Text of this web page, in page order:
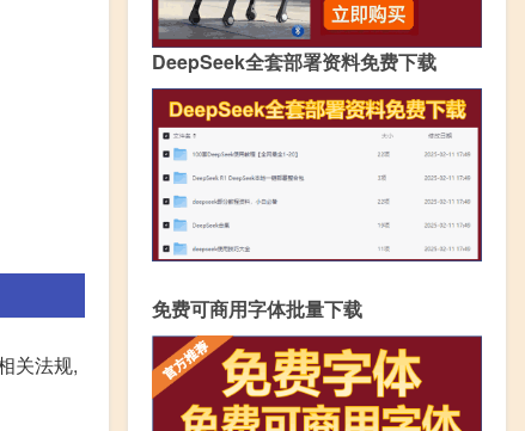
关法规,
DeepSeek全套部署资料免费下载
免费可商用字体批量下载